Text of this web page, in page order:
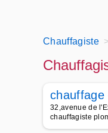
Chauffagiste
chauffage
32,avenue de
chauffagiste